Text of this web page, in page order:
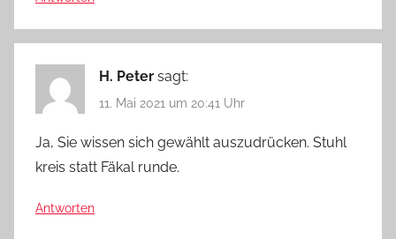
H. Peter sagt:
11. Mai 2021 um 20:41 Uhr
Ja, Sie wissen sich gewählt auszudrücken. Stuhl
kreis statt Fäkal runde.
Antworten